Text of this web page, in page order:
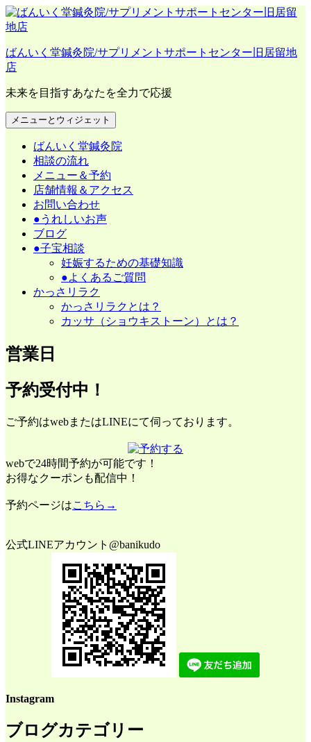
コ
ン
ン
ツ
へ
ス
キ
ッ
ばんいく堂鍼灸院/サプリメントサポートセンター旧居留地
店
未来を目指すあなたを全力で応援
メニューとウィジェット
ばんいく堂鍼灸院
相談の流れ
メニュー＆予約
店舗情報＆アクセス
お問い合わせ
●うれしいお声
ブログ
●子宝相談
妊娠するための基礎知識
●よくあるご質問
かっさリラク
かっさリラクとは？
カッサ（ショウキストーン）とは？
営業日
予約受付中！
ご予約はwebまたはLINEにて伺っております。
webで24時間予約が可能です！
お得なクーポンも配信中！
予約ページはこちら→
公式LINEアカウント@banikudo
Instagram
ブログカテゴリー